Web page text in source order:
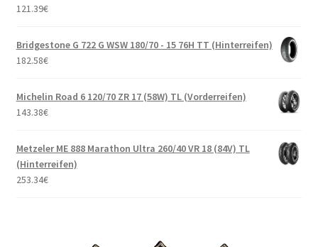
121.39€
Bridgestone G 722 G WSW 180/70 - 15 76H TT (Hinterreifen)
182.58€
Michelin Road 6 120/70 ZR 17 (58W) TL (Vorderreifen)
143.38€
Metzeler ME 888 Marathon Ultra 260/40 VR 18 (84V) TL
(Hinterreifen)
253.34€